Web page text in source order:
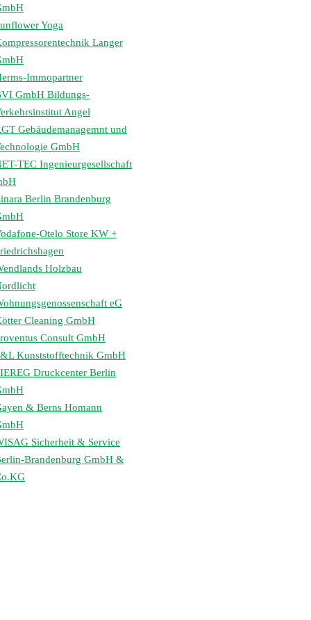
Yoga
Langer
Immopartner
GmbH Bildungs-
Angel
Gebäudemanagemnt und
GmbH
TEC Ingenieurgesellschaft
Berlin Brandenburg
Otelo Store KW +
Holzbau
eG
Cleaning GmbH
Consult GmbH
Kunststofftechnik GmbH
Druckcenter Berlin
& Berns Homann
Sicherheit & Service
Brandenburg GmbH &